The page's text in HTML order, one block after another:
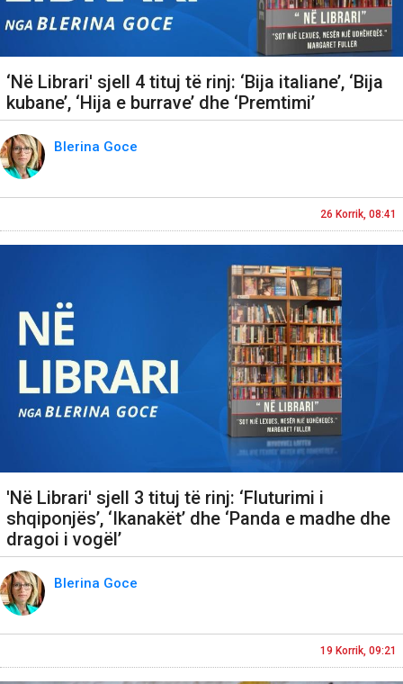
‘Në Librari' sjell 4 tituj të rinj: ‘Bija italiane’, ‘Bija
kubane’, ‘Hija e burrave’ dhe ‘Premtimi’
Blerina Goce
26 Korrik, 08:41
'Në Librari' sjell 3 tituj të rinj: ‘Fluturimi i
shqiponjës’, ‘Ikanakët’ dhe ‘Panda e madhe dhe
dragoi i vogël’
Blerina Goce
19 Korrik, 09:21